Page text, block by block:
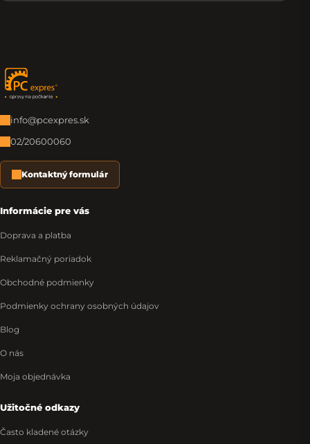
Zápätie
info@pcexpres.sk
02/20600060
Kontaktný formulár
Informácie pre vás
Doprava a platba
Reklamačný poriadok
Obchodné podmienky
Podmienky ochrany osobných údajov
Blog
O nás
Moja objednávka
Užitočné odkazy
Často kladené otázky